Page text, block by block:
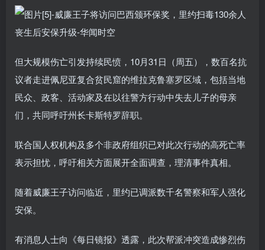
但大规模伤亡引发持续民愤，10月31日（周五），数百名抗
议者走进佩尼亚复合贫民窟的维拉克鲁塞罗区域，包括当地
民众、政客、活动家及在以往警方行动中失去儿子的母亲
们，共同呼吁州长卡斯特罗辞职。
联合国人权机构及多个非政府组织已对此次行动的高死亡率
表示担忧，呼吁相关方面展开全面调查，理清事件真相。
随着威廉王子访问临近，里约已调派数千名警察和军人强化
安保。
有消息人士向《每日镜报》透露，此次帮派冲突造成惨烈伤